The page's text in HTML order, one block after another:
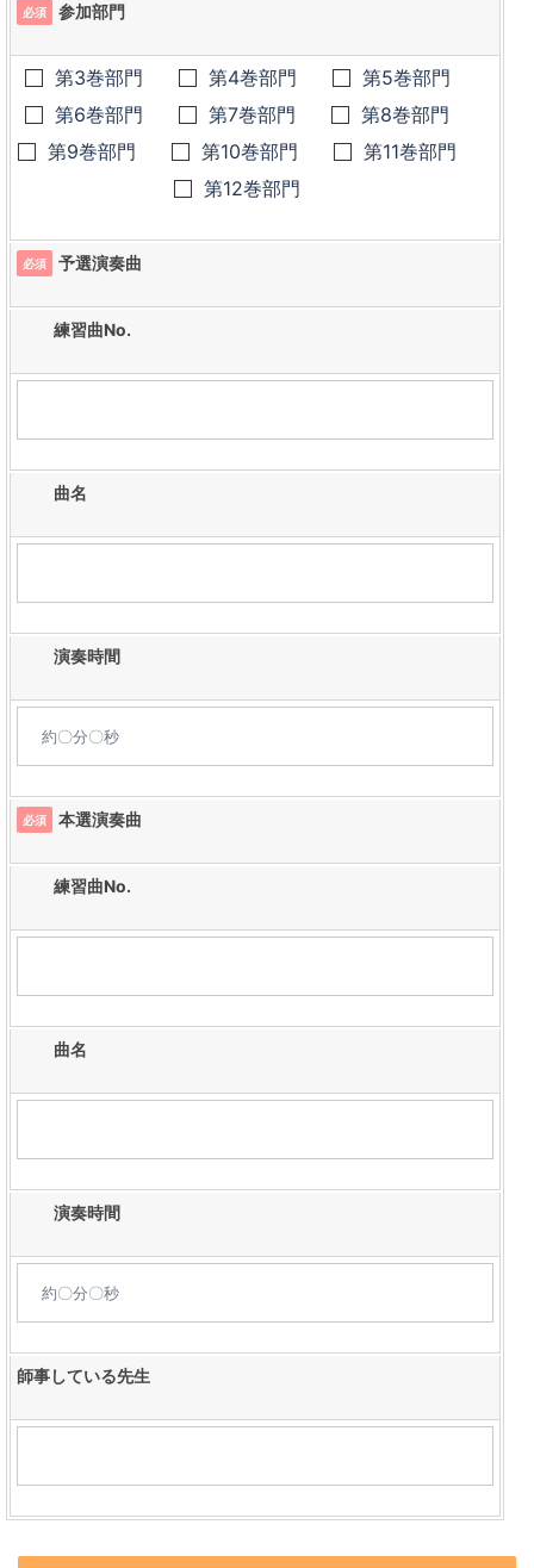
必須 参加部門
第3巻部門 第4巻部門
第5巻部門
第6巻部門
第7巻部門
第8巻部門
第9巻部門
第10巻部門
第11巻部門
第12巻部門
必須 予選演奏曲
練習曲No.
曲名
演奏時間
必須 本選演奏曲
練習曲No.
曲名
演奏時間
師事している先生